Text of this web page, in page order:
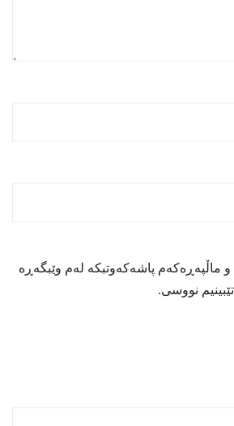
و ماڵپەڕەکەم پاشەکەوتبکە لەم وێبگەڕە
نووسی.